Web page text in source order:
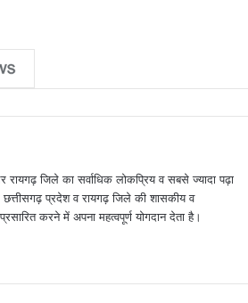
जिले का सर्वाधिक लोकप्रिय व सबसे ज्यादा पढ़ा
प्रदेश व रायगढ़ जिले की शासकीय व
करने में अपना महत्वपूर्ण योगदान देता है।